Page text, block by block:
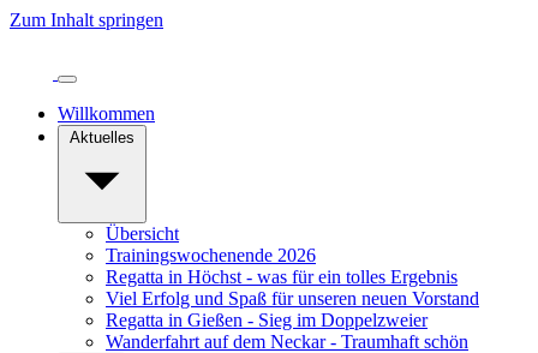
Zum Inhalt springen
Willkommen
Aktuelles
Übersicht
Trainingswochenende 2026
Regatta in Höchst - was für ein tolles Ergebnis
Viel Erfolg und Spaß für unseren neuen Vorstand
Regatta in Gießen - Sieg im Doppelzweier
Wanderfahrt auf dem Neckar - Traumhaft schön